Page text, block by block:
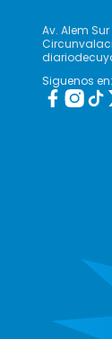
Av. Alem
Siguenos en: